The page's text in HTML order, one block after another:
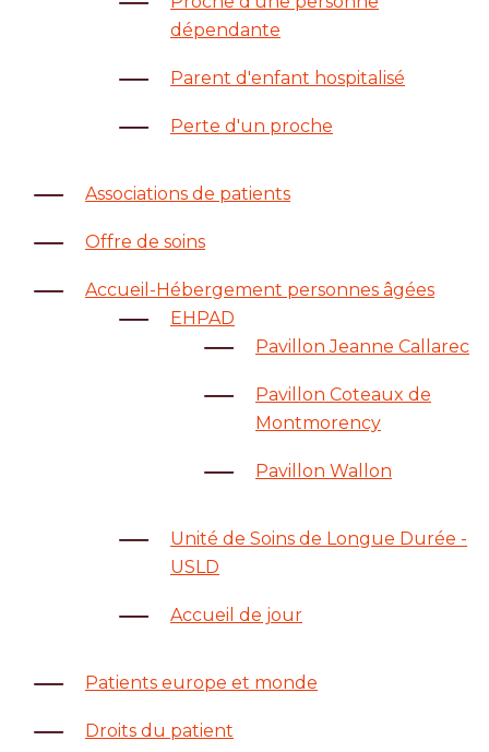
dépendante
Parent d'enfant hospitalisé
Perte d'un proche
Associations de patients
Offre de soins
Accueil-Hébergement personnes âgées
EHPAD
Pavillon Jeanne Callarec
Pavillon Coteaux de
Montmorency
Pavillon Wallon
Unité de Soins de Longue Durée -
USLD
Accueil de jour
Patients europe et monde
Droits du patient